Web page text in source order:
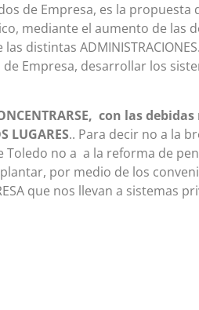
Empresa, es la propuesta
mediante el aumento de las
distintas
Empresa, desarrollar los
con las
LUGARES.. Para decir no a la
no a a la reforma de
por medio de los
que nos llevan a sistemas